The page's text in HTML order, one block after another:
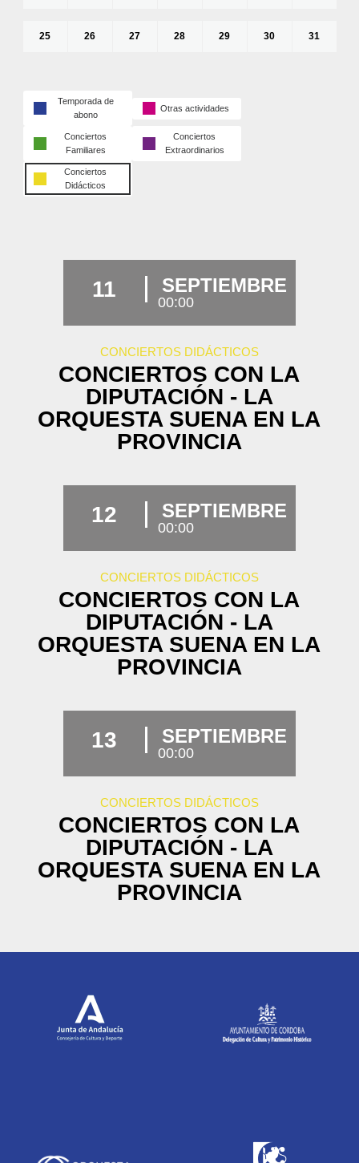
25 26 27 28 29 30 31
Temporada de
abono
Otras actividades
Conciertos
Familiares
Conciertos
Extraordinarios
Conciertos
Didácticos
11 SEPTIEMBRE
00:00
CONCIERTOS DIDÁCTICOS
CONCIERTOS CON LA
DIPUTACIÓN - LA
ORQUESTA SUENA EN LA
PROVINCIA
12 SEPTIEMBRE
00:00
CONCIERTOS DIDÁCTICOS
CONCIERTOS CON LA
DIPUTACIÓN - LA
ORQUESTA SUENA EN LA
PROVINCIA
13 SEPTIEMBRE
00:00
CONCIERTOS DIDÁCTICOS
CONCIERTOS CON LA
DIPUTACIÓN - LA
ORQUESTA SUENA EN LA
PROVINCIA